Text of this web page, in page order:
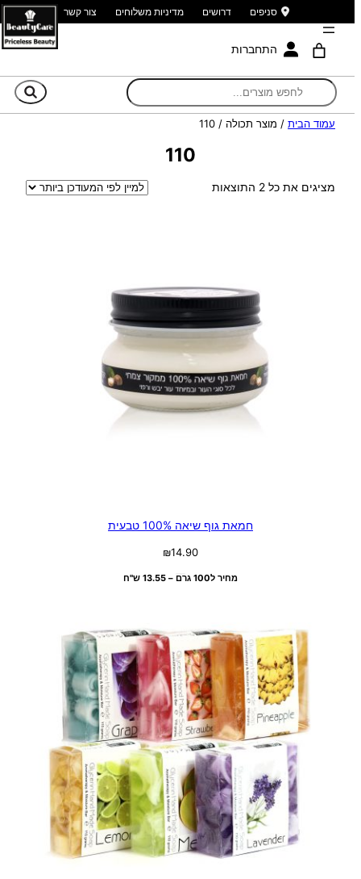
סניפים דרושים מדיניות משלוחים צור קשר
התחברות
עמוד הבית / מוצר תכולה / 110
110
מציגים את כל ⁦2⁩ התוצאות
ממוין
חמאת גוף שיאה 100% טבעית
₪14.90
מחיר ל100 גרם – 13.55 ש"ח